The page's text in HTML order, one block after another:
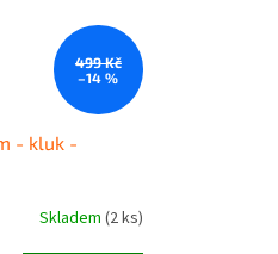
499 Kč
–14 %
- kluk -
Skladem (2 ks)